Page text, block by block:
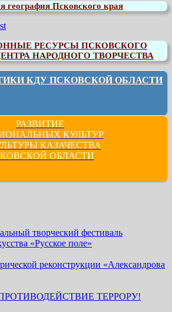
география Псковского края
РЕСУРСЫ ПСКОВСКОГО
НАРОДНОГО ТВОРЧЕСТВА
КДУ ПСКОВСКОЙ ОБЛАСТИ
РАЗВИТИЕ
КУЛЬТУР
КАЗАЧЕСТВА
ОБЛАСТИ
творческий фестиваль
«Русское поле»
реконструкции «Александрова
ТЕРРОРУ!